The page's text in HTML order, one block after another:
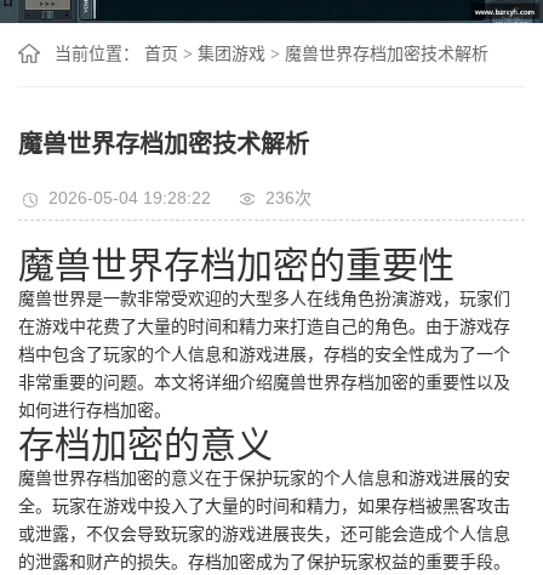
当前位置： 首页 > 集团游戏 > 魔兽世界存档加密技术解析
魔兽世界存档加密技术解析
2026-05-04 19:28:22 236次
魔兽世界存档加密的重要性
魔兽世界是一款非常受欢迎的大型多人在线角色扮演游戏，玩家们
在游戏中花费了大量的时间和精力来打造自己的角色。由于游戏存
档中包含了玩家的个人信息和游戏进展，存档的安全性成为了一个
非常重要的问题。本文将详细介绍魔兽世界存档加密的重要性以及
如何进行存档加密。
存档加密的意义
魔兽世界存档加密的意义在于保护玩家的个人信息和游戏进展的安
全。玩家在游戏中投入了大量的时间和精力，如果存档被黑客攻击
或泄露，不仅会导致玩家的游戏进展丧失，还可能会造成个人信息
的泄露和财产的损失。存档加密成为了保护玩家权益的重要手段。